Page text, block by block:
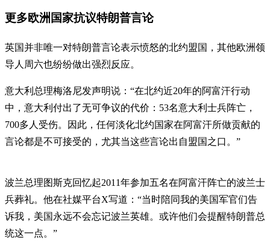
更多欧洲国家抗议特朗普言论
英国并非唯一对特朗普言论表示愤怒的北约盟国，其他欧洲领
导人周六也纷纷做出强烈反应。
意大利总理梅洛尼发声明说：“在北约近20年的阿富汗行动
中，意大利付出了无可争议的代价：53名意大利士兵阵亡，
700多人受伤。因此，任何淡化北约国家在阿富汗所做贡献的
言论都是不可接受的，尤其当这些言论出自盟国之口。”
波兰总理图斯克回忆起2011年参加五名在阿富汗阵亡的波兰士
兵葬礼。他在社媒平台X写道：“当时陪同我的美国军官们告
诉我，美国永远不会忘记波兰英雄。或许他们会提醒特朗普总
统这一点。”